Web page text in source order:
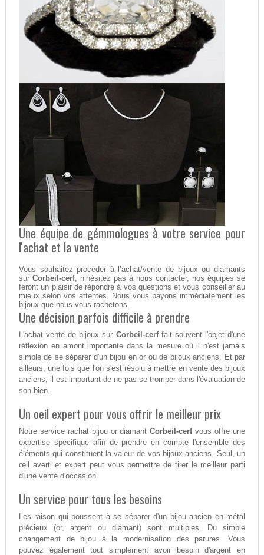
Une équipe de gémmologues à votre service pour
l'achat et la vente
Vous souhaitez procéder à l’achat/vente de bijoux ou diamants
sur Corbeil-cerf, n’hésitez pas à nous contacter, nos équipes se
feront un plaisir de répondre à vos questions et vous conseiller au
mieux selon vos attentes. Nous vous payons immédiatement les
bijoux que nous vous rachetons.
Une décision parfois difficile à prendre
L'achat vente de bijoux sur Corbeil-cerffait souvent l'objet d'une
réflexion en amont importante dans la mesure où il n'est jamais
simple de se séparer d'un bijou en or ou de bijoux anciens. Et par
ailleurs, une fois que l'on s'est résolu à mettre en vente des bijoux
anciens, il est important de ne pas se tromper dans l'évaluation de
son bien.
Un oeil expert pour vous offrir le meilleur prix
Notre service rachat bijou or diamantCorbeil-cerfvous offre une
expertise spécifique afin de prendre en compte l'ensemble des
éléments qui constituent la valeur de vos bijoux anciens. Seul, un
œil averti et expert peut vous permettre de tirer le meilleur parti
d'une vente d'occasion.
Un service pour tous les besoins
Les raison qui poussent à se séparer d'un bijou ancien en métal
précieux (or, argent ou diamant) sont multiples. Du simple
changement de bijou à la modernisation des parures. Vous
pouvez également tout simplement avoir besoin d'argent en